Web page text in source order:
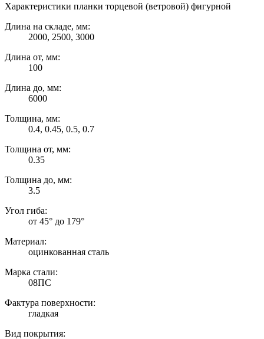
Характеристики планки торцевой (ветровой) фигурной
Длина на складе, мм:
2000, 2500, 3000
Длина от, мм:
100
Длина до, мм:
6000
Толщина, мм:
0.4, 0.45, 0.5, 0.7
Толщина от, мм:
0.35
Толщина до, мм:
3.5
Угол гиба:
от 45° до 179°
Материал:
оцинкованная сталь
Марка стали:
08ПС
Фактура поверхности:
гладкая
Вид покрытия: